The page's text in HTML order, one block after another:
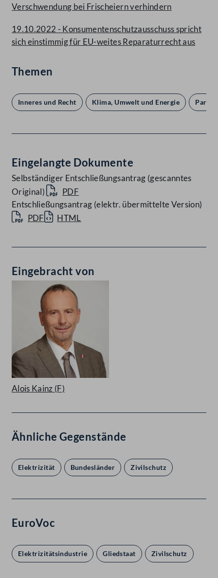
Verschwendung bei Frischeiern verhindern
19.10.2022 - Konsumentenschutzausschuss spricht
sich einstimmig für EU-weites Reparaturrecht aus
Themen
Inneres und Recht Klima, Umwelt und Energie
Eingelangte Dokumente
Selbständiger Entschließungsantrag (gescanntes
Original)
PDF
Entschließungsantrag (elektr. übermittelte Version)
PDF
HTML
Eingebracht von
Alois Kainz (F)
Ähnliche Gegenstände
Elektrizität Bundesländer Zivilschutz
EuroVoc
Elektrizitätsindustrie Gliedstaat Zivilschutz